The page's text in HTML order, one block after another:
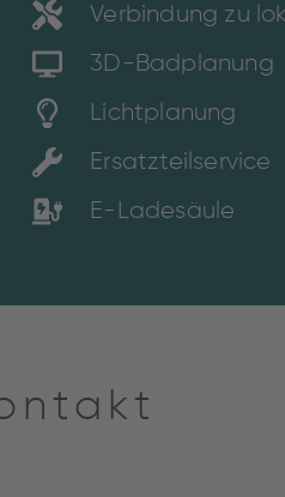
Verbindung zu
3D-Badplanung
Lichtplanung
Ersatzteilservice
E-Ladesäule